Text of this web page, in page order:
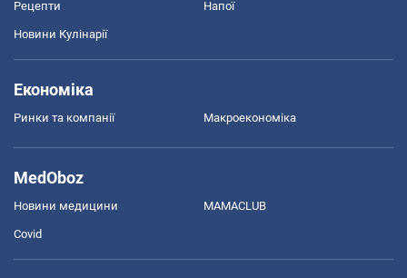
Рецепти Напої
Новини Кулінарії
Економіка
Ринки та компанії Макроекономіка
MedOboz
Новини медицини MAMACLUB
Covid